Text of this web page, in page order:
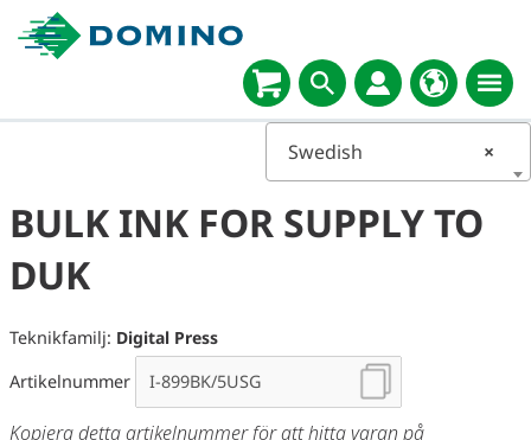
×
Swedish
BULK INK FOR SUPPLY TO
DUK
Teknikfamilj: Digital Press
Artikelnummer
Kopiera detta artikelnummer för att hitta varan på